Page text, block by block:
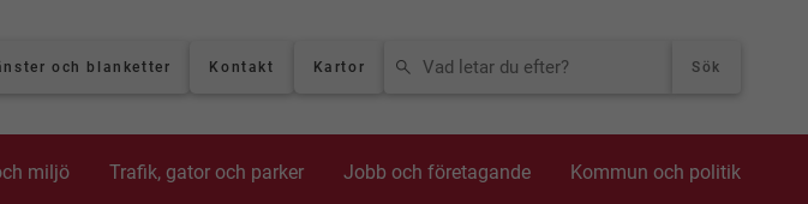
och blanketter Kontakt Kartor Sök
miljö Trafik, gator och parker Jobb och företagande Kommun och politik